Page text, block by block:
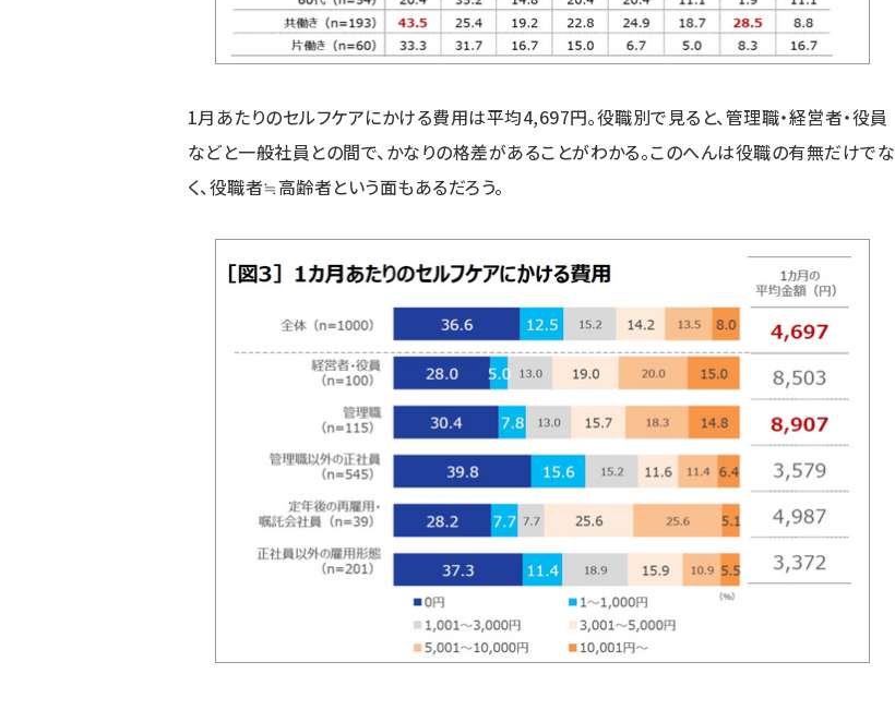
1月あたりのセルフケアにかける費用は平均4,697円。役職別で見ると、管理職・経営者・役員
などと一般社員との間で、かなりの格差があることがわかる。このへんは役職の有無だけでな
く、役職者≒高齢者という面もあるだろう。